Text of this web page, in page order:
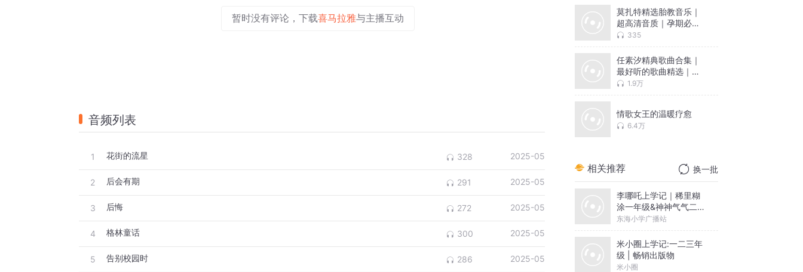
暂时没有评论，下载喜马拉雅与主播互动
音频列表
1 花街的流星 328 2025-05
2 后会有期 291 2025-05
3 后悔 272 2025-05
4 格林童话 300 2025-05
5 告别校园时 286 2025-05
莫扎特精选胎教音乐｜
超高清音质｜孕期必备
歌单335
任素汐精典歌曲合集｜
最好听的歌曲精选｜超
高清音质
1.9万
情歌女王的温暖疗愈
6.4万
相关推荐 换一批
李哪吒上学记｜稀里糊
涂一年级&神神气气二年
级
东海小学广播站
米小圈上学记:一二三年
级 | 畅销出版物
米小圈